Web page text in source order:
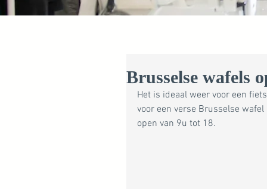
Brusselse wafels
Het is ideaal weer voor een
voor een verse Brusselse
open van 9u tot 18.